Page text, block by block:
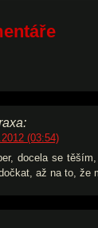
(03:54)
docela se
až na to, že